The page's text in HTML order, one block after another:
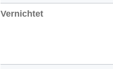
Vernichtet